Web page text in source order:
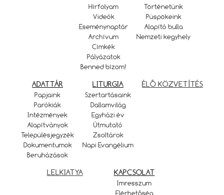
Hírfolyam
Videók
Eseménynaptár
Archívum
Címkék
Pályázatok
Benned bízom!
Történetünk
Püspökeink
Alapító bulla
Nemzeti kegyhely
ADATTÁR
Papjaink
Parókiák
Intézmények
Alapítványok
Településjegyzék
Dokumentumok
Beruházások
LITURGIA
Szertartásaink
Dallamvilág
Egyházi év
Útmutató
Zsoltárok
Napi Evangélium
ÉLŐ KÖZVETÍTÉS
LELKIATYA KAPCSOLAT
Imresszum
Elérhetőség